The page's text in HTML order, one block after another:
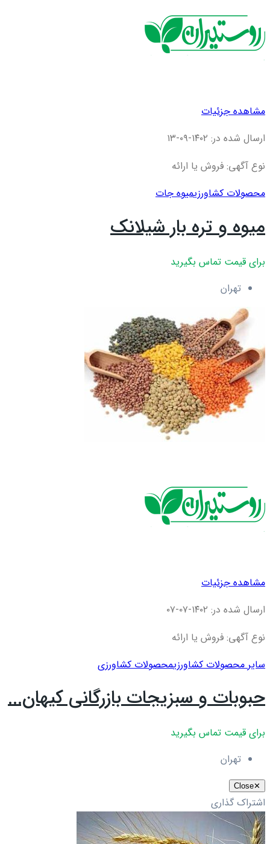
مشاهده جزئیات
ارسال شده در: ۱۴۰۲-۰۹-۱۳
نوع آگهی: فروش یا ارائه
محصولات کشاورزیمیوه جات
میوه و تره بار شیلانک
برای قیمت تماس بگیرید
تهران
مشاهده جزئیات
ارسال شده در: ۱۴۰۲-۰۷-۰۷
نوع آگهی: فروش یا ارائه
سایر محصولات کشاورزیمحصولات کشاورزی
حبوبات و سبزیجات بازرگانی کیهان...
برای قیمت تماس بگیرید
تهران
✕
Close
اشتراک گذاری